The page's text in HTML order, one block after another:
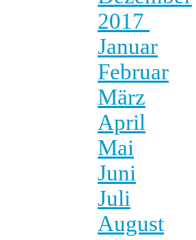
2017
Januar
Februar
März
April
Mai
Juni
Juli
August